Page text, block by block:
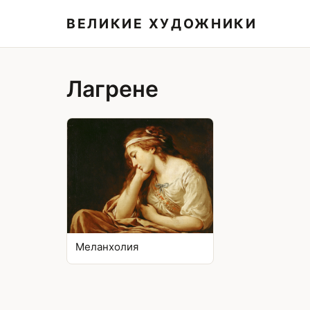
ВЕЛИКИЕ ХУДОЖНИКИ
Лагрене
Меланхолия